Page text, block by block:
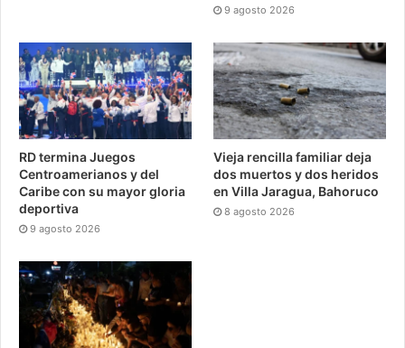
9 agosto 2026
RD termina Juegos
Centroamerianos y del
Caribe con su mayor gloria
deportiva
9 agosto 2026
Vieja rencilla familiar deja
dos muertos y dos heridos
en Villa Jaragua, Bahoruco
8 agosto 2026